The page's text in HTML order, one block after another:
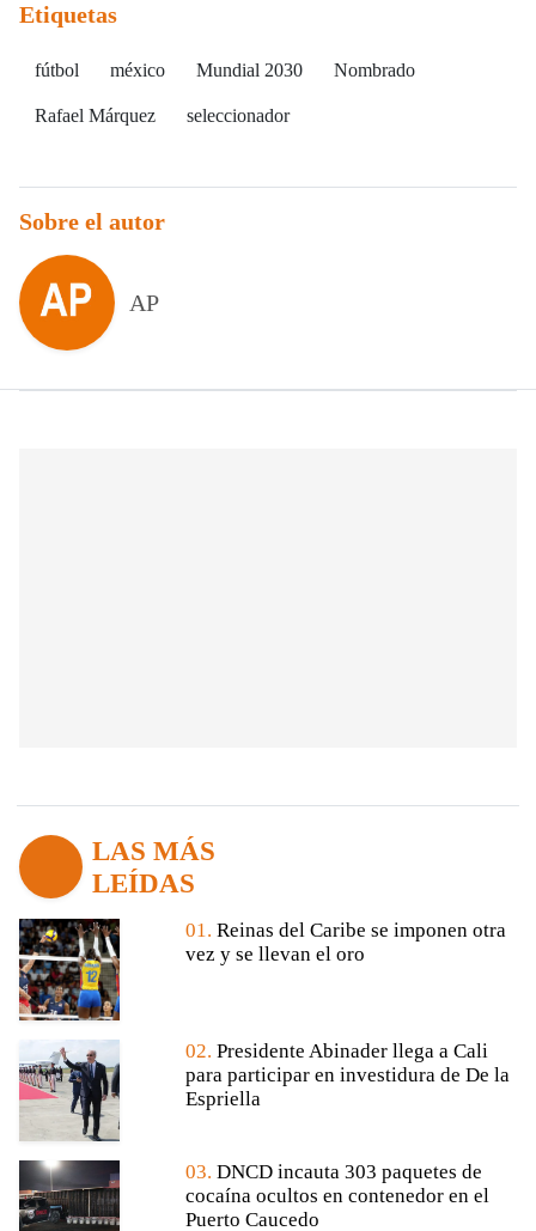
Etiquetas
fútbol méxico Mundial 2030 Nombrado
Rafael Márquez seleccionador
Sobre el autor
AP
LAS MÁS
LEÍDAS
01. Reinas del Caribe se imponen otra
vez y se llevan el oro
02. Presidente Abinader llega a Cali
para participar en investidura de De la
Espriella
03. DNCD incauta 303 paquetes de
cocaína ocultos en contenedor en el
Puerto Caucedo